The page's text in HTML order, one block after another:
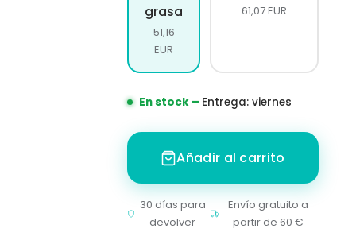
grasa
51,16
EUR
61,07 EUR
En stock – Entrega: viernes
Añadir al carrito
30 días para
devolver
Envío gratuito a
partir de 60 €